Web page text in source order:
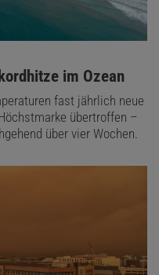
im Ozean
fast jährlich neue
übertroffen –
über vier Wochen.